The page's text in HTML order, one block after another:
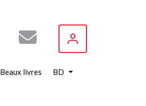
Beaux livres BD